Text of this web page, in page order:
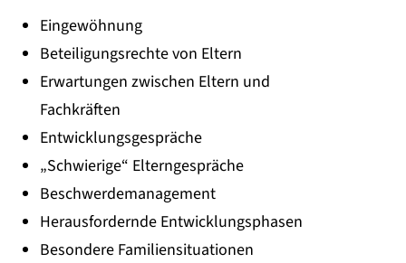
Eingewöhnung
Beteiligungsrechte von Eltern
Erwartungen zwischen Eltern und
Fachkräften
Entwicklungsgespräche
„Schwierige“ Elterngespräche
Beschwerdemanagement
Herausfordernde Entwicklungsphasen
Besondere Familiensituationen